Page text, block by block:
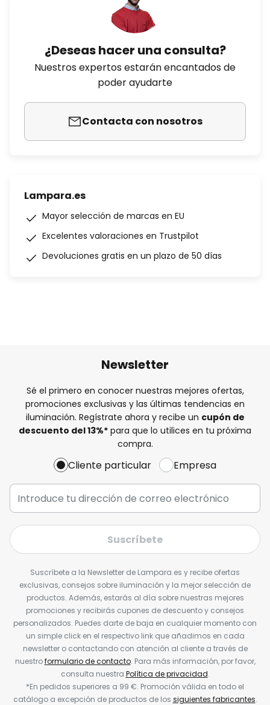
¿Deseas hacer una consulta?
Nuestros expertos estarán encantados de
poder ayudarte
Contacta con nosotros
Lampara.es
Mayor selección de marcas en EU
Excelentes valoraciones en Trustpilot
Devoluciones gratis en un plazo de 50 días
Newsletter
Sé el primero en conocer nuestras mejores ofertas,
promociones exclusivas y las últimas tendencias en
iluminación. Regístrate ahora y recibe un cupón de
descuento del13%* para que lo utilices en tu próxima
compra.
Cliente particular Empresa
Suscríbete
Suscríbete a la Newsletter de Lampara.es y recibe ofertas
exclusivas, consejos sobre iluminación y la mejor selección de
productos. Además, estarás al día sobre nuestras mejores
promociones y recibirás cupones de descuento y consejos
personalizados. Puedes darte de baja en cualquier momento con
un simple click en el respectivo link que añadimos en cada
newsletter o contactando con atención al cliente a través de
nuestroformulario de contacto. Para más información, por favor,
consulta nuestra Política de privacidad.
*En pedidos superiores a 99 €. Promoción válida en todo el
catálogo a excepción de productos de los siguientes fabricantes.